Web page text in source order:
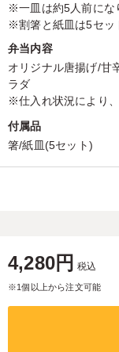
※一皿は約5人前にな
※割箸と紙皿は5セッ
弁当内容
オリジナル唐揚げ/甘
ラダ
※仕入れ状況により
付属品
箸/紙皿(5セット)
4,280円 税込
※1個以上から注文可能